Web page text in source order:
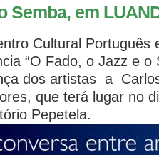
Semba, em
Cultural Português
“O Fado, o Jazz e o
dos artistas a
que terá lugar no
Pepetela.